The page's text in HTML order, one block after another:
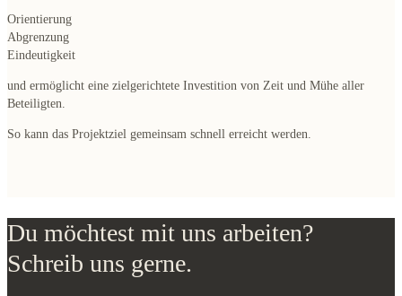
Orientierung
Abgrenzung
Eindeutigkeit
und ermöglicht eine zielgerichtete Investition von Zeit und Mühe aller
Beteiligten.
So kann das Projektziel gemeinsam schnell erreicht werden.
Du möchtest mit uns arbeiten?
Schreib uns gerne.